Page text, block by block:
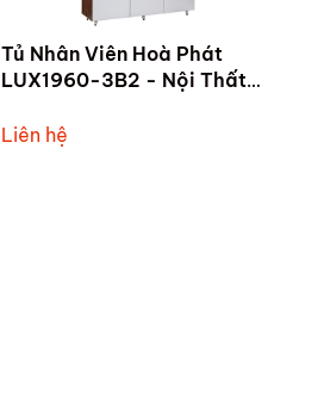
Tủ Nhân Viên Hoà Phát
LUX1960-3B2 - Nội Thất
Liên hệ